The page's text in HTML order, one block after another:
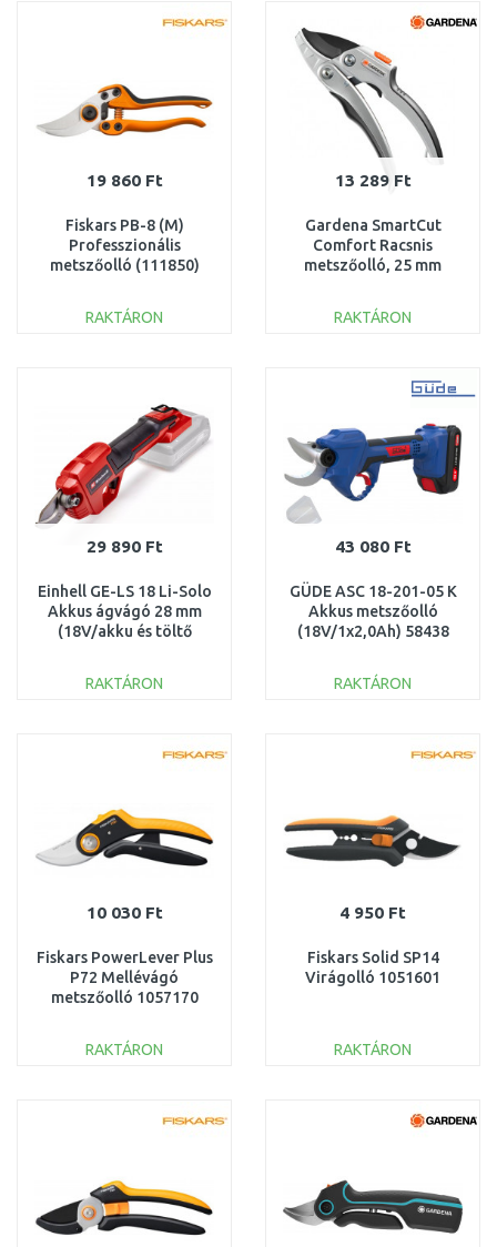
Összehasonlítás Összehasonlítás
19 860 Ft
Fiskars PB-8 (M)
Professzionális
metszőolló (111850)
RAKTÁRON
13 289 Ft
Gardena SmartCut
Comfort Racsnis
metszőolló, 25 mm
RAKTÁRON
Összehasonlítás
29 890 Ft
Einhell GE-LS 18 Li-Solo
Akkus ágvágó 28 mm
(18V/akku és töltő
RAKTÁRON
Összehasonlítás
43 080 Ft
GÜDE ASC 18-201-05 K
Akkus metszőolló
(18V/1x2,0Ah) 58438
RAKTÁRON
Összehasonlítás
10 030 Ft
Fiskars PowerLever Plus
P72 Mellévágó
metszőolló 1057170
RAKTÁRON
Összehasonlítás
4 950 Ft
Fiskars Solid SP14
Virágolló 1051601
RAKTÁRON
Összehasonlítás